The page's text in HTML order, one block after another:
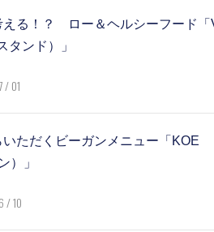
える！？ ロー＆ヘルシーフード「
タンド）」
/ 01
ただくビーガンメニュー「KOE
）」
/ 10